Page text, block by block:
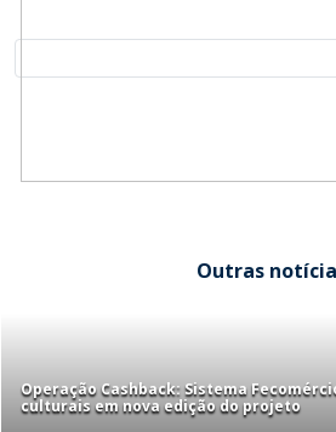
Outras
Operação Cashback: Sistema
culturais em nova edição do projeto